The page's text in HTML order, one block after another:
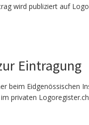
wird publiziert auf
Eintragung
beim Eidgenössischen
privaten